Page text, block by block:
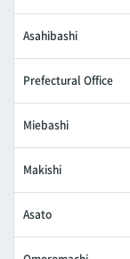
Asahibashi
Prefectural Office
Miebashi
Makishi
Asato